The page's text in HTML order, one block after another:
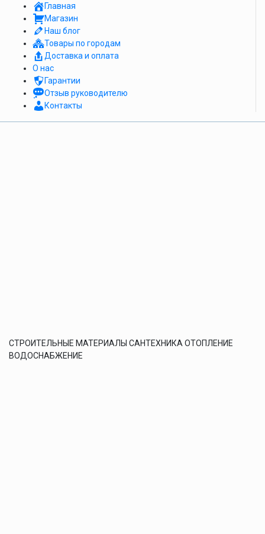
Главная
Магазин
Наш блог
Товары по городам
Доставка и оплата
О нас
Гарантии
Отзыв руководителю
Контакты
СТРОИТЕЛЬНЫЕ МАТЕРИАЛЫ САНТЕХНИКА ОТОПЛЕНИЕ
ВОДОСНАБЖЕНИЕ